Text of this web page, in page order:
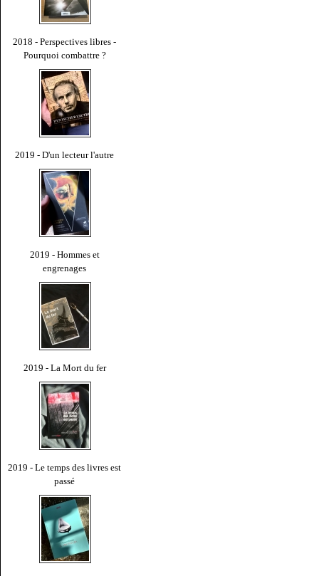
2018 - Perspectives libres -
Pourquoi combattre ?
2019 - D'un lecteur l'autre
2019 - Hommes et
engrenages
2019 - La Mort du fer
2019 - Le temps des livres est
passé